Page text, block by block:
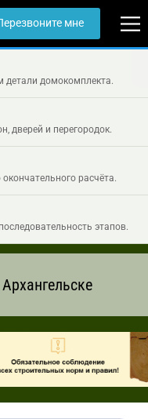
мне
детали домокомплекта.
дверей и перегородок.
расчёта.
этапов.